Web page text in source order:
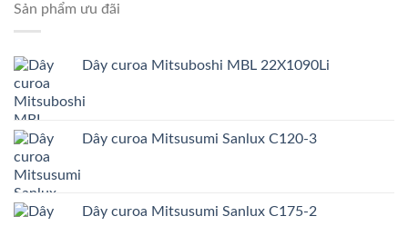
Sản phẩm ưu đãi
Dây curoa Mitsuboshi MBL 22X1090Li
Dây curoa Mitsusumi Sanlux C120-3
Dây curoa Mitsusumi Sanlux C175-2